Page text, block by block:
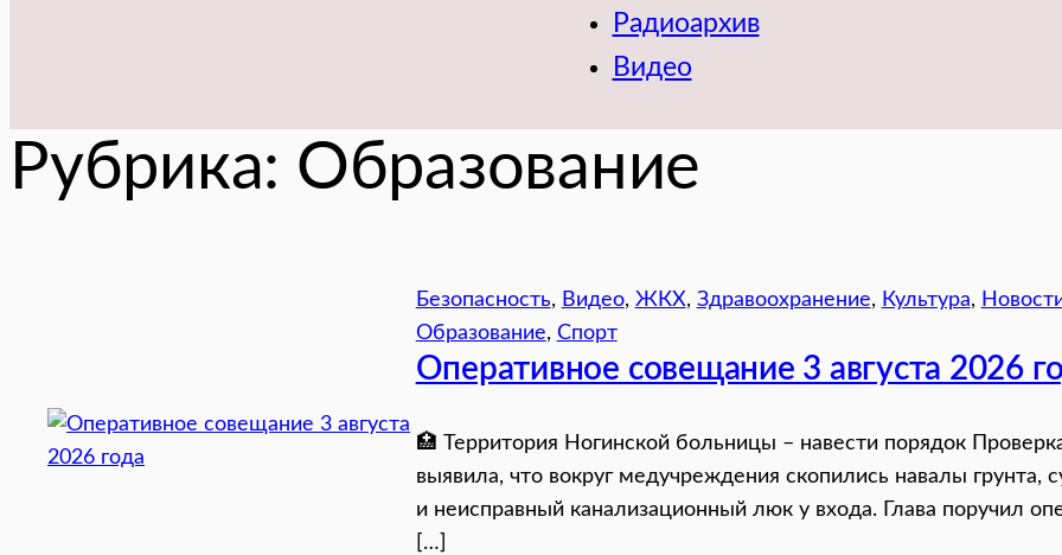
Радиоархив
Видео
Рубрика: Образование
Безопасность, Видео, ЖКХ, Здравоохранение, Культура,
Образование, Спорт
Оперативное совещание 3 августа 2026
🏥 Территория Ногинской больницы – навести порядок
выявила, что вокруг медучреждения скопились навалы грунта,
и неисправный канализационный люк у входа. Глава поручил
[…]